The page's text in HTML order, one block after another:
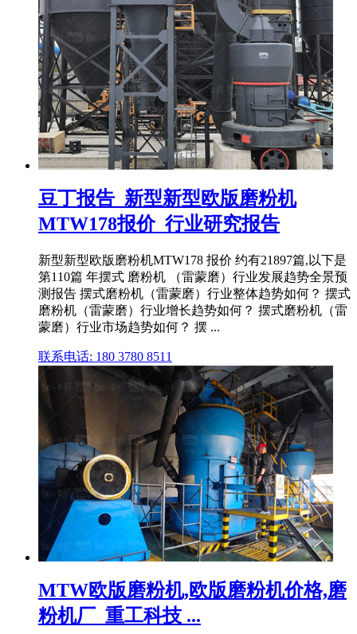
豆丁报告_新型新型欧版磨粉机
MTW178报价_行业研究报告
新型新型欧版磨粉机MTW178 报价 约有21897篇,以下是
第110篇 年摆式 磨粉机 （雷蒙磨）行业发展趋势全景预
测报告 摆式磨粉机（雷蒙磨）行业整体趋势如何？ 摆式
磨粉机（雷蒙磨）行业增长趋势如何？ 摆式磨粉机（雷
蒙磨）行业市场趋势如何？ 摆 ...
联系电话: 180 3780 8511
MTW欧版磨粉机,欧版磨粉机价格,磨
粉机厂_重工科技 ...